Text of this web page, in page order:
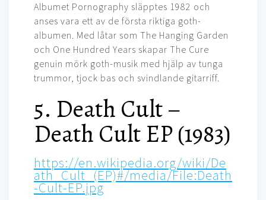
Albumet Pornography släpptes 1982 och
anses vara ett av de första riktiga goth-
albumen. Med låtar som The Hanging Garden
och One Hundred Years skapar The Cure
genuin mörk goth-musik med hjälp av tunga
trummor, tjock bas och svindlande gitarriff.
5. Death Cult –
Death Cult EP (1983)
https://en.wikipedia.org/wiki/De
ath_Cult_(EP)#/media/File:Death
-Cult-EP.jpg